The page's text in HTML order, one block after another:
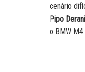
cenário
Pipo Derani
o BMW M4